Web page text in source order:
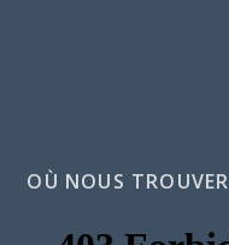
OÙ NOUS TROUVER